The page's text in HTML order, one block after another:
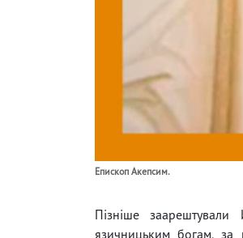
Епи­скоп Акеп­сим.
Пізніше
язичницьким богам,